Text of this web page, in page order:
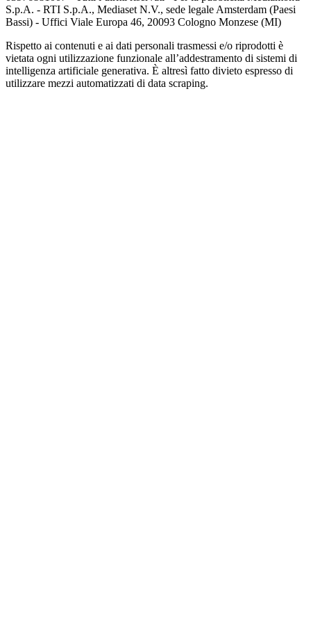
S.p.A. - RTI S.p.A., Mediaset N.V., sede legale Amsterdam (Paesi
Bassi) - Uffici Viale Europa 46, 20093 Cologno Monzese (MI)
Rispetto ai contenuti e ai dati personali trasmessi e/o riprodotti è
vietata ogni utilizzazione funzionale all’addestramento di sistemi di
intelligenza artificiale generativa. È altresì fatto divieto espresso di
utilizzare mezzi automatizzati di data scraping.